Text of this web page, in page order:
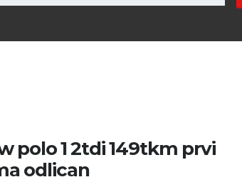
polo 1 2tdi 149tkm prvi
odlican